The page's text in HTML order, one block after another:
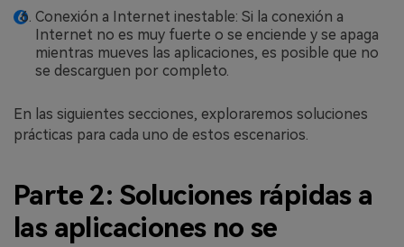
Conexión a Internet inestable: Si la conexión a
Internet no es muy fuerte o se enciende y se apaga
mientras mueves las aplicaciones, es posible que no
se descarguen por completo.
En las siguientes secciones, exploraremos soluciones
prácticas para cada uno de estos escenarios.
Parte 2: Soluciones rápidas a
las aplicaciones no se